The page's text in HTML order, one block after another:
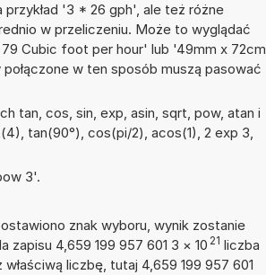
'3 * 26 gph', ale też różne
w przeliczeniu. Może to wyglądać
79 Cubic foot per hour' lub '49mm x 72cm
w ten sposób muszą pasować
tan, cos, sin, exp, asin, sqrt, pow, atan i
tan(90°), cos(pi/2), acos(1), 2 exp 3,
3'.
znak wyboru, wynik zostanie
zapisu 4,659 199 957 601 3 × 10 21 liczba
liczbę, tutaj 4,659 199 957 601